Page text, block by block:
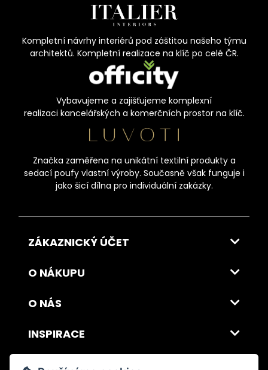
Kompletní návrhy interiérů pod záštitou našeho týmu
architektů. Kompletní realizace na klíč po celé ČR.
Vybavujeme a zajišťujeme komplexní
realizaci kancelářských a komerčních prostor na klíč.
Značka zaměřena na unikátní textilní produkty a
sedací poufy vlastní výroby. Současně však funguje i
jako šicí dílna pro individuální zakázky.
ZÁKAZNICKÝ ÚČET
O NÁKUPU
O NÁS
INSPIRACE
DOPRAVA A PLATBA